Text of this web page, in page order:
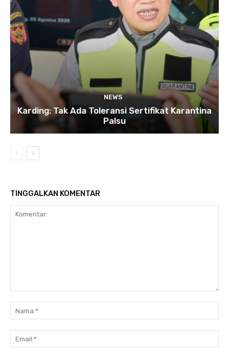
NEWS
Karding: Tak Ada Toleransi Sertifikat Karantina
Palsu
TINGGALKAN KOMENTAR